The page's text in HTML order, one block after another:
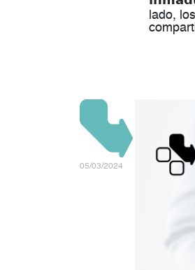
lado,
05/03/2024